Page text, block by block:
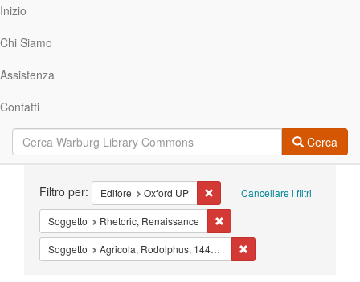
Inizio
Chi Siamo
Assistenza
Contatti
Cerca
Ricerca Cancellare i filtri
Filtro per: Editore Oxford UP Cancella il filtro Editore: Oxford
Soggetto Rhetoric, Renaissance
Soggetto Agricola, Rodolphus, 1443?-1485